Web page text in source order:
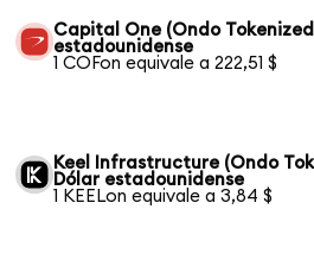
Capital One (Ondo
estadounidense
1 COFon equivale a 222,51 $
Keel Infrastructure (Ondo
Dólar estadounidense
1 KEELon equivale a 3,84 $